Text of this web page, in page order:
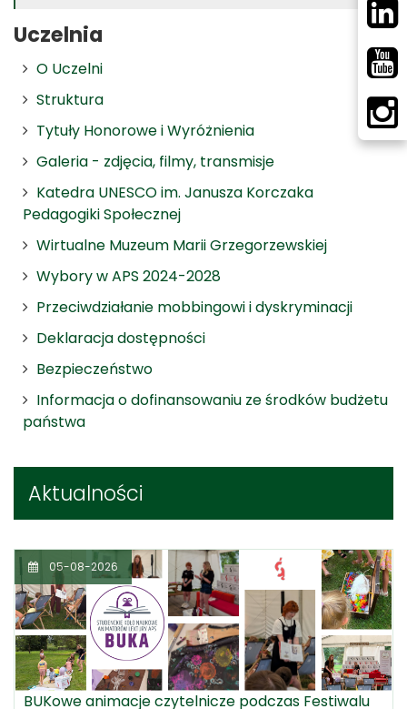
Uczelnia
O Uczelni
Struktura
Tytuły Honorowe i Wyróżnienia
Galeria - zdjęcia, filmy, transmisje
Katedra UNESCO im. Janusza Korczaka
Pedagogiki Społecznej
Wirtualne Muzeum Marii Grzegorzewskiej
Wybory w APS 2024-2028
Przeciwdziałanie mobbingowi i dyskryminacji
Deklaracja dostępności
Bezpieczeństwo
Informacja o dofinansowaniu ze środków budżetu
państwa
Aktualności
05-08-2026
BUKowe animacje czytelnicze podczas Festiwalu